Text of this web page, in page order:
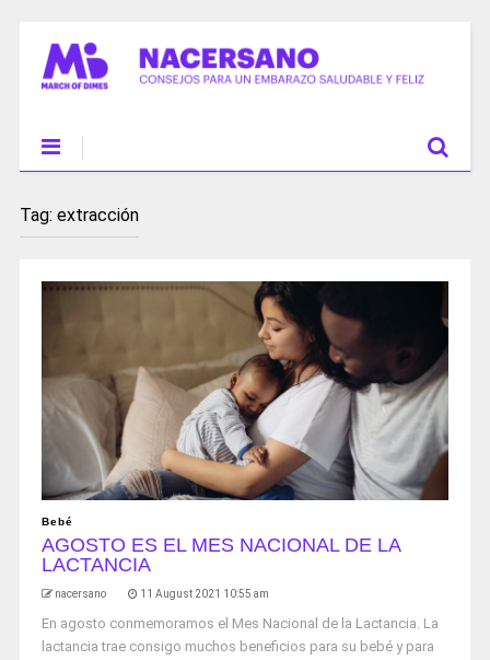
Tag: extracción
Bebé
AGOSTO ES EL MES NACIONAL DE LA
LACTANCIA
nacersano 11 August 2021 10:55 am
En agosto conmemoramos el Mes Nacional de la Lactancia. La
lactancia trae consigo muchos beneficios para su bebé y para